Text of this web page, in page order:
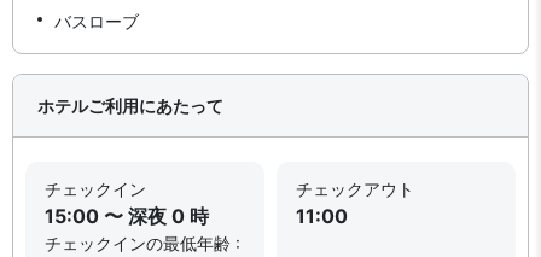
バスローブ
ホテルご利用にあたって
チェックイン
15:00 〜 深夜 0 時
チェックインの最低年齢 :
チェックアウト
11:00